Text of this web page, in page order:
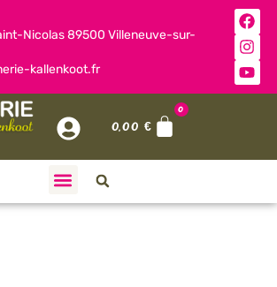
Nicolas 89500 Villeneuve-sur-
kallenkoot.fr
0,00€
0
:15